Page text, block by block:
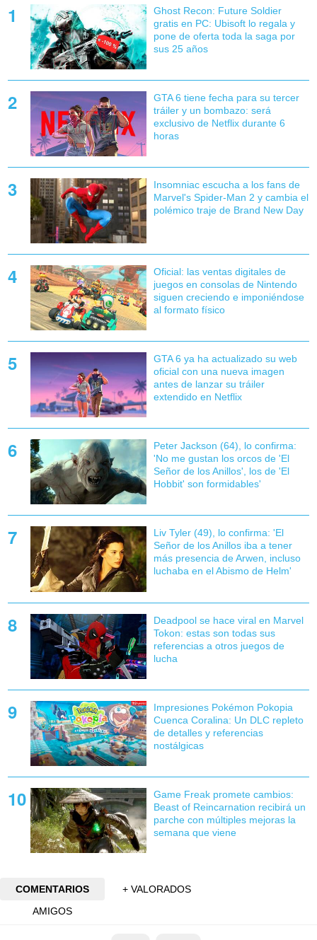
Ghost Recon: Future Soldier
gratis en PC: Ubisoft lo regala y
pone de oferta toda la saga por
sus 25 años
GTA 6 tiene fecha para su tercer
tráiler y un bombazo: será
exclusivo de Netflix durante 6
horas
Insomniac escucha a los fans de
Marvel's Spider-Man 2 y cambia el
polémico traje de Brand New Day
Oficial: las ventas digitales de
juegos en consolas de Nintendo
siguen creciendo e imponiéndose
al formato físico
GTA 6 ya ha actualizado su web
oficial con una nueva imagen
antes de lanzar su tráiler
extendido en Netflix
Peter Jackson (64), lo confirma:
'No me gustan los orcos de 'El
Señor de los Anillos', los de 'El
Hobbit' son formidables'
Liv Tyler (49), lo confirma: 'El
Señor de los Anillos iba a tener
más presencia de Arwen, incluso
luchaba en el Abismo de Helm'
Deadpool se hace viral en Marvel
Tokon: estas son todas sus
referencias a otros juegos de
lucha
Impresiones Pokémon Pokopia
Cuenca Coralina: Un DLC repleto
de detalles y referencias
nostálgicas
Game Freak promete cambios:
Beast of Reincarnation recibirá un
parche con múltiples mejoras la
semana que viene
COMENTARIOS
+ VALORADOS
AMIGOS